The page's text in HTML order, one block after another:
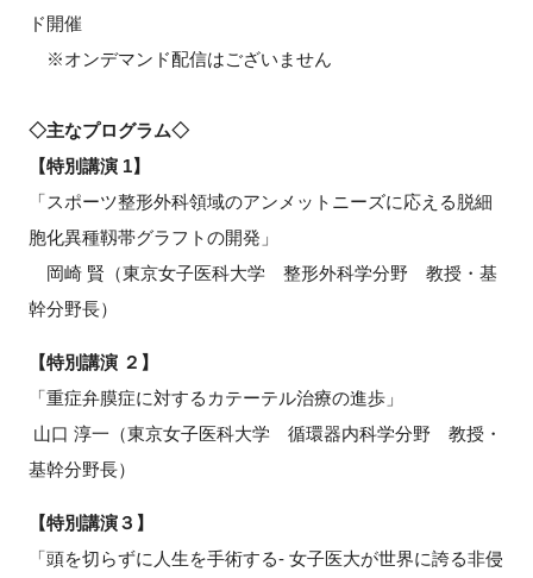
ド開催
※オンデマンド配信はございません
◇主なプログラム◇
【特別講演 1】
「スポーツ整形外科領域のアンメットニーズに応える脱細
胞化異種靱帯グラフトの開発」
岡崎 賢（東京女子医科大学 整形外科学分野 教授・基
幹分野長）
【特別講演 ２】
「重症弁膜症に対するカテーテル治療の進歩」
山口 淳一（東京女子医科大学 循環器内科学分野 教授・
基幹分野長）
【特別講演３】
「頭を切らずに人生を手術する- 女子医大が世界に誇る非侵